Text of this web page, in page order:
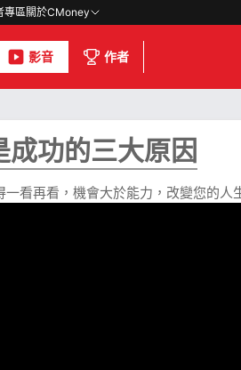
專區關於CMoney
影音 作者
成功的三大原因
看再看，機會大於能力，改變您的人